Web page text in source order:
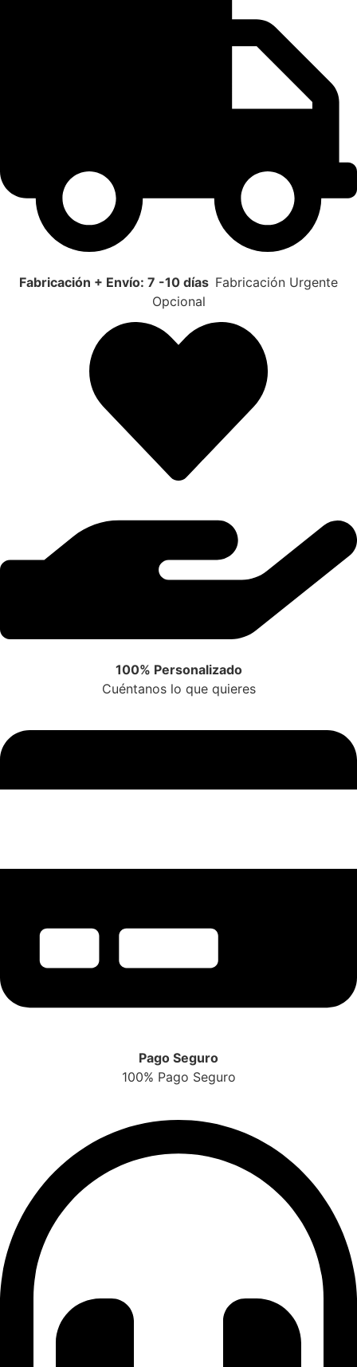
Fabricación + Envío: 7 -10 días Fabricación Urgente
Opcional
100% Personalizado
Cuéntanos lo que quieres
Pago Seguro
100% Pago Seguro